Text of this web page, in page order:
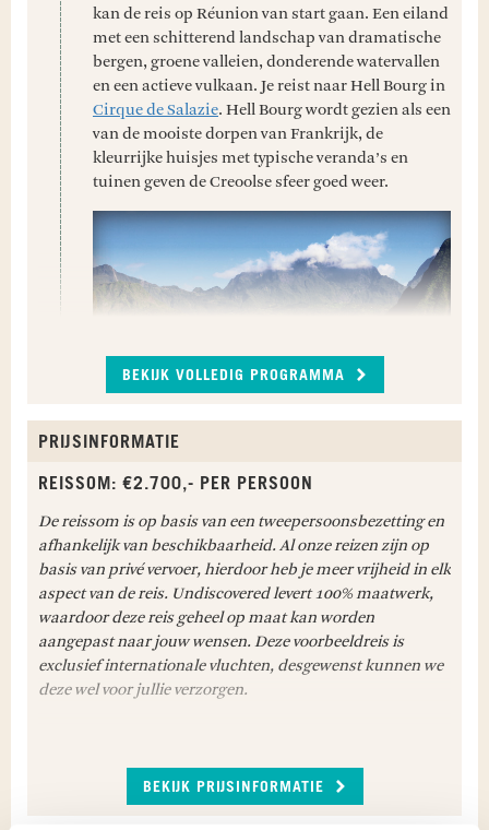
kan de reis op Réunion van start gaan. Een eiland
met een schitterend landschap van dramatische
bergen, groene valleien, donderende watervallen
en een actieve vulkaan. Je reist naar Hell Bourg in
Cirque de Salazie. Hell Bourg wordt gezien als een
van de mooiste dorpen van Frankrijk, de
kleurrijke huisjes met typische veranda’s en
tuinen geven de Creoolse sfeer goed weer.
TWEEDAAGSE TREKKING CIRQUE DE MAFATE
Vandaag begint je tweedaagse trekking door
Cirque de Mafate. Cirque de Mafate is een waar
paradijs voor wandelaars en biedt de meest
inspirerende trektochten op Réunion. Je rijdt
naar de parkeerplaats nabij Col des Boeuf om de
auto voor een nacht te parkeren. Vanaf hier start
de wandeling naar het pittoreske Marla, gelegen
wordt omringd door indrukwekkende kliffen en
bijzondere vegetatie. Je passeert kleine
BEKIJK VOLLEDIG PROGRAMMA
PRIJSINFORMATIE
REISSOM: €2.700,- PER PERSOON
De reissom is op basis van een tweepersoonsbezetting en
afhankelijk van beschikbaarheid. Al onze reizen zijn op
basis van privé vervoer, hierdoor heb je meer vrijheid in elk
aspect van de reis. Undiscovered levert 100% maatwerk,
waardoor deze reis geheel op maat kan worden
aangepast naar jouw wensen. Deze voorbeeldreis is
exclusief internationale vluchten, desgewenst kunnen we
deze wel voor jullie verzorgen.
Meet & greet bij aankomst op beide luchthavens;
BEKIJK PRIJSINFORMATIE